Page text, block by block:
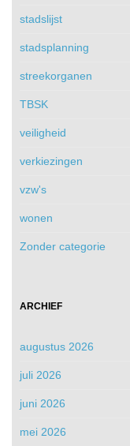
stadslijst
stadsplanning
streekorganen
TBSK
veiligheid
verkiezingen
vzw's
wonen
Zonder categorie
ARCHIEF
augustus 2026
juli 2026
juni 2026
mei 2026